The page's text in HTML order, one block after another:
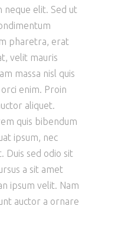
neque elit. Sed ut
pharetra, erat
velit mauris
massa nisl quis
enim. Proin
aliquet.
quis bibendum
ipsum, nec
Duis sed odio sit
a sit amet
ipsum velit. Nam
auctor a ornare